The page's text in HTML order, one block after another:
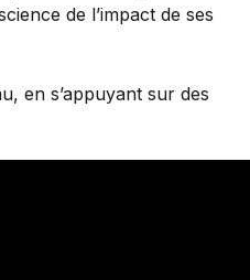
de l’impact de ses
en s’appuyant sur des